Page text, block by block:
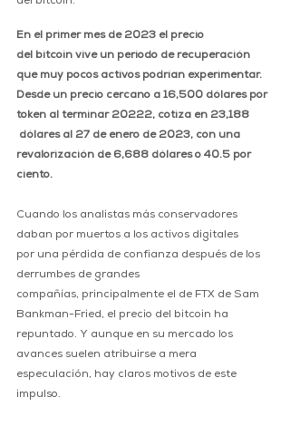
En el primer mes de 2023 el precio
del bitcoin vive un periodo de recuperación
que muy pocos activos podrían experimentar.
Desde un precio cercano a 16,500 dólares por
token al terminar 20222, cotiza en 23,188
dólares al 27 de enero de 2023, con una
revalorización de 6,688 dólares o 40.5 por
ciento.
Cuando los analistas más conservadores
daban por muertos a los activos digitales
por una pérdida de confianza después de los
derrumbes de grandes
compañías, principalmente el de FTX de Sam
Bankman-Fried, el precio del bitcoin ha
repuntado. Y aunque en su mercado los
avances suelen atribuirse a mera
especulación, hay claros motivos de este
impulso.